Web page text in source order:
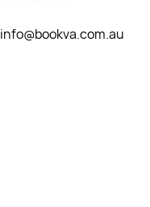
info@bookva.com.au